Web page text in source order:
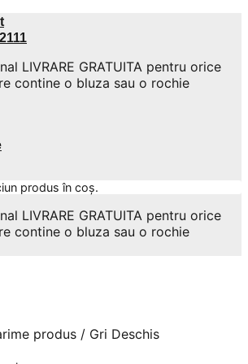
LIVRARE GRATUITA pentru orice
contine o bluza sau o rochie
produs în coș.
LIVRARE GRATUITA pentru orice
contine o bluza sau o rochie
produs / Gri Deschis